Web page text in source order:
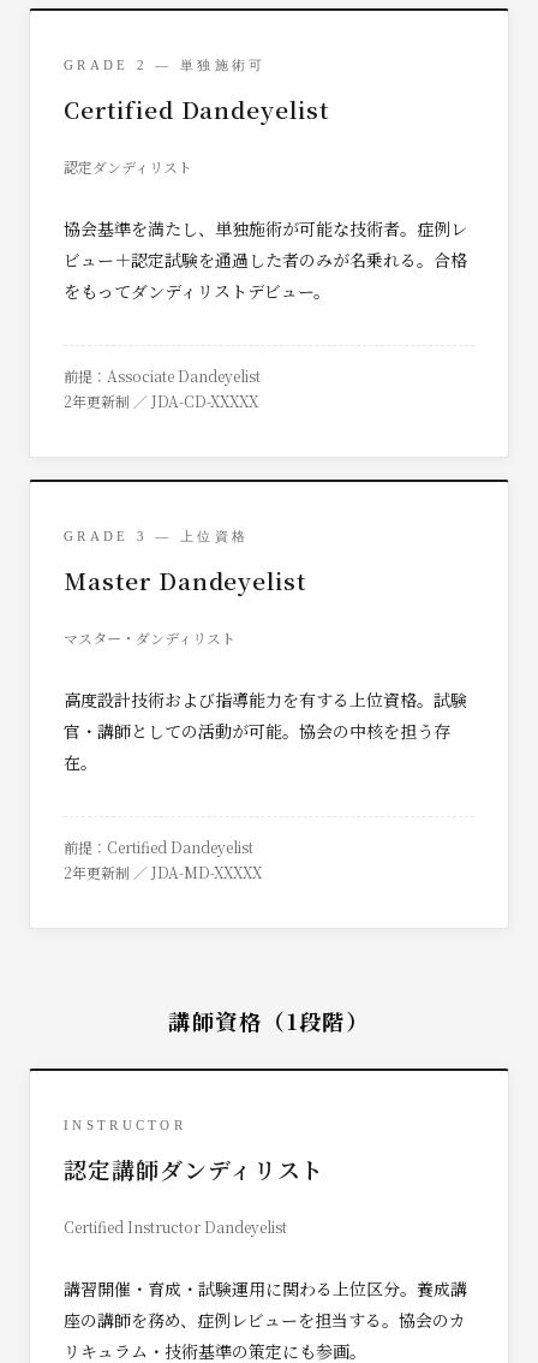
GRADE 2 — 単独施術可
Certified Dandeyelist
認定ダンディリスト
協会基準を満たし、単独施術が可能な技術者。症例レ
ビュー＋認定試験を通過した者のみが名乗れる。合格
をもってダンディリストデビュー。
前提：Associate Dandeyelist
2年更新制 ／ JDA-CD-XXXXX
GRADE 3 — 上位資格
Master Dandeyelist
マスター・ダンディリスト
高度設計技術および指導能力を有する上位資格。試験
官・講師としての活動が可能。協会の中核を担う存
在。
前提：Certified Dandeyelist
2年更新制 ／ JDA-MD-XXXXX
講師資格（1段階）
INSTRUCTOR
認定講師ダンディリスト
Certified Instructor Dandeyelist
講習開催・育成・試験運用に関わる上位区分。養成講
座の講師を務め、症例レビューを担当する。協会のカ
リキュラム・技術基準の策定にも参画。